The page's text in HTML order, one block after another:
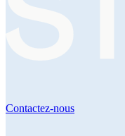
Contactez-nous